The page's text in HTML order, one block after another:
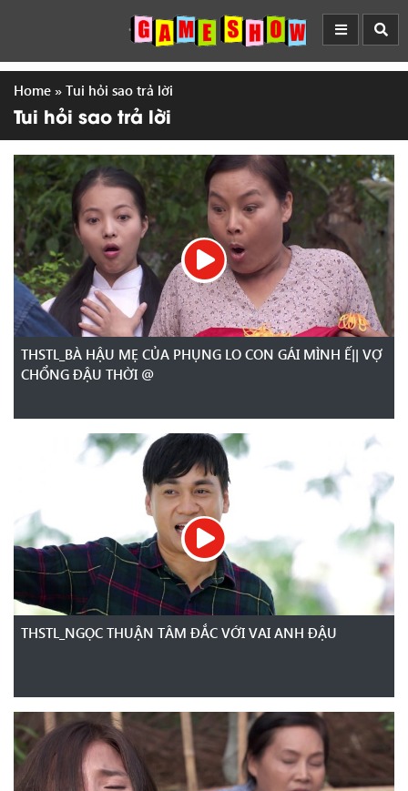
Home » Tui hỏi sao trả lời
Tui hỏi sao trả lời
THSTL_BÀ HẬU MẸ CỦA PHỤNG LO CON GÁI MÌNH Ế|| VỢ
CHỔNG ĐẬU THỜI @
THSTL_NGỌC THUẬN TÂM ĐẮC VỚI VAI ANH ĐẬU